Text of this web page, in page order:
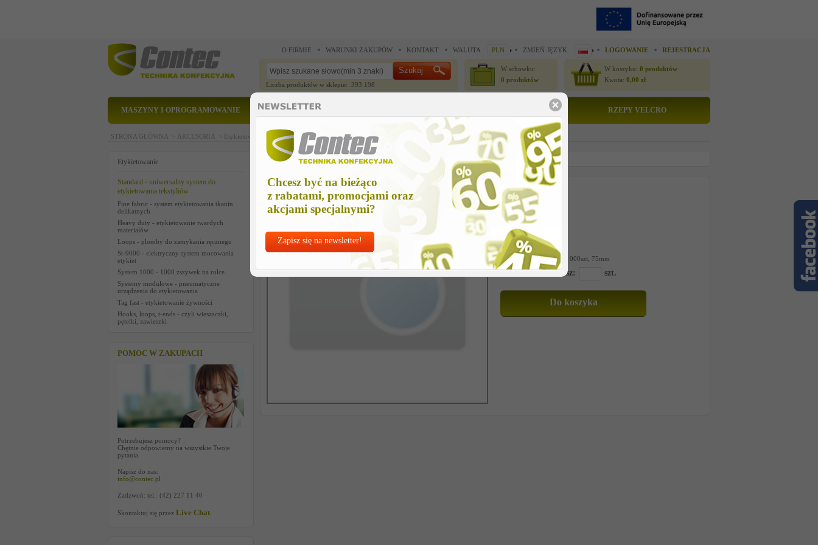
Chcesz być na bieżąco
z rabatami, promocjami oraz
akcjami specjalnymi?
Zapisz się na newsletter!
O FIRMIE WARUNKI ZAKUPÓW KONTAKT WALUTA PLN ZMIEŃ JĘZYK LOGOWANIE REJESTRACJA
Liczba produktów w sklepie: 393 198
W schowku:
0 produktów
W koszyku: 0 produktów
Kwota: 0,00 zł
MASZYNY I OPROGRAMOWANIE CZĘŚCI ZAMIENNE RZEPY VELCRO
STRONA GŁÓWNA > AKCESORIA > Etykietowanie > Standard - uniwersalny system do etykietowania tekstyliów > 75mm (3`) reg swift plus
Etykietowanie
Standard - uniwersalny system do
etykietowania tekstyliów
Fine fabric - system etykietowania tkanin
delikatnych
Heavy duty - etykietowanie twardych
materiałów
Loops - plomby do zamykania ręcznego
St-9000 - elektryczny system mocowania
etykiet
System 1000 - 1000 zszywek na rolce
Systemy modułowe - pneumatyczne
urządzenia do etykietowania
Tag fast - etykietowanie żywności
Hooks, loops, t-ends - czyli wieszaczki,
pętelki, zawieszki
POMOC W ZAKUPACH
Potrzebujesz pomocy?
Chętnie odpowiemy na wszystkie Twoje
pytania.
Napisz do nas:
info@contec.pl
Zadzwoń: tel.: (42) 227 11 40
Skontaktuj się przez Live Chat
75mm (3`) reg swift plus
Cena netto
Zapytaj o cenę
Nr kat:DEN-04271
Zszywki standard PP 10 000szt, 75mm
Ile sztuk zamawiasz: szt.